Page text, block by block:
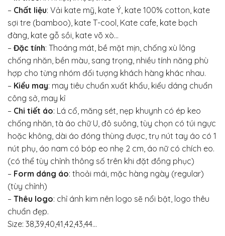
– Chất liệu: Vải kate mỹ, kate Ý, kate 100% cotton, kate
sợi tre (bamboo), kate T-cool, Kate cafe, kate bạch
đàng, kate gỗ sồi, kate võ xò…
– Đặc tính: Thoáng mát, bề mặt mịn, chống xù lông
chống nhăn, bền màu, sang trọng, nhiều tính năng phù
hợp cho từng nhóm đối tượng khách hàng khác nhau.
– Kiểu may: may tiêu chuẩn xuất khẩu, kiểu dáng chuẩn
công sở, may kỉ
– Chi tiết áo: Lá cổ, măng sét, nẹp khuynh có ép keo
chống nhăn, tà áo chữ U, đô suông, tùy chọn có túi ngực
hoặc không, dài áo đóng thùng được, trụ nút tay áo có 1
nút phụ, áo nam có bóp eo nhẹ 2 cm, áo nữ có chích eo.
(có thể tùy chỉnh thông số trên khi đặt đồng phục)
– Form dáng áo: thoải mái, mặc hàng ngày (regular)
(tùy chỉnh)
– Thêu logo: chỉ ánh kim nên logo sẽ nổi bật, logo thêu
chuẩn đẹp.
Size: 38,39,40,41,42,43,44…